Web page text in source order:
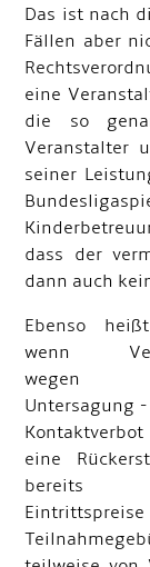
Das ist nach
Fällen aber
eine
die so
Veranstalter
seiner
dass der
dann auch
Ebenso
wenn
wegen
Untersagung
eine
bereits